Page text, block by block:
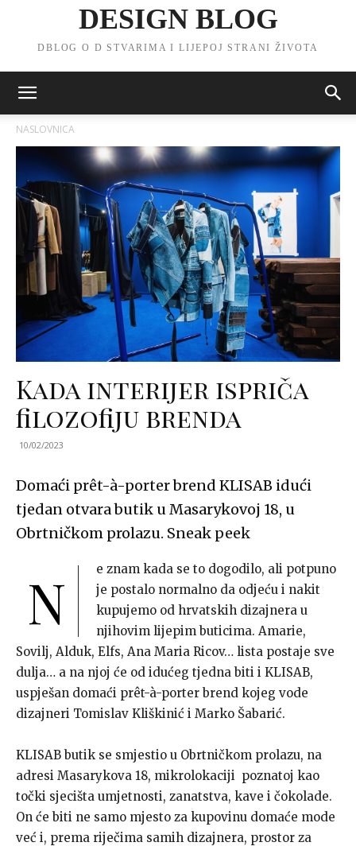
DESIGN BLOG
DBLOG O D STVARIMA I LIJEPOJ STRANI ŽIVOTA
NASLOVNICA
Kada interijer ispriča
filozofiju brenda
10/02/2023
Domaći prêt-à-porter brend KLISAB idući
tjedan otvara butik u Masarykovoj 18, u
Obrtničkom prolazu. Sneak peek
N
e znam kada se to dogodilo, ali potpuno
je postalo normalno da odjeću i nakit
kupujemo od hrvatskih dizajnera u
njihovim lijepim buticima. Amarie,
Sovilj, Alduk, Elfs, Ana Maria Ricov… lista postaje sve
dulja… a na njoj će od idućeg tjedna biti i KLISAB,
uspješan domaći prêt-à-porter brend kojeg vode
dizajneri Tomislav Kliškinić i Marko Šabarić.
KLISAB butik se smjestio u Obrtničkom prolazu, na
adresi Masarykova 18, mikrolokaciji poznatoj kao
točki sjecišta umjetnosti, zanatstva, kave i čokolade.
On će biti ne samo mjesto za kupovinu domaće mode
već i, prema riječima samih dizajnera, prostor za